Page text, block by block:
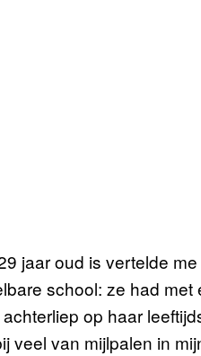
jaar oud is vertelde
school: ze had
op haar
veel van mijlpalen in